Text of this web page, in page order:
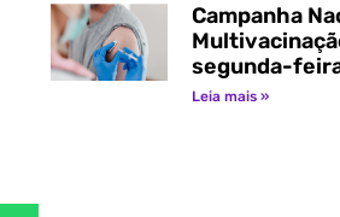
Campanha
segunda-
Leia mais »